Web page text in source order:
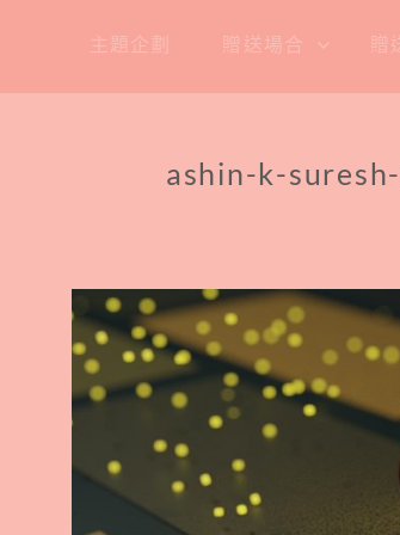
主題企劃 贈送場合 贈
ashin-k-